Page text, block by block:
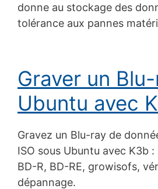
donne au stockage des
tolérance aux pannes
Graver un
Ubuntu avec
Gravez un Blu-ray de
ISO sous Ubuntu avec K3b :
BD-R, BD-RE, growisofs,
dépannage.